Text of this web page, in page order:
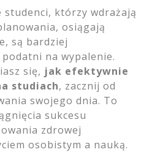
studenci, którzy wdrażają
osiągają
są bardziej
na wypalenie.
się, jak efektywnie
studiach, zacznij od
swojego dnia. To
sukcesu
zdrowej
osobistym a nauką.